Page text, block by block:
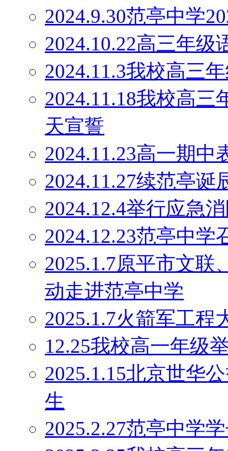
2024.9.30范亭中学
2024.10.22高三年
2024.11.3我校高三
2024.11.18我校高三
天宣誓
2024.11.23高一期中
2024.11.27续范亭诞
2024.12.4举行应急
2024.12.23范亭中
2025.1.7原平市文联
动走进范亭中学
2025.1.7火箭军工程
12.25我校高一年级
2025.1.15北京世华
生
2025.2.27范亭中学